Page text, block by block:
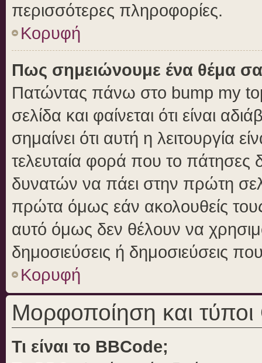
περισσότερες πληροφορίες.
Κορυφή
Πως σημειώνουμε ένα θέμα
Πατώντας πάνω στο bump my
σελίδα και φαίνεται ότι είναι
σημαίνει ότι αυτή η λειτουργία
τελευταία φορά που το πάτησες
δυνατών να πάει στην πρώτη
πρώτα όμως εάν ακολουθείς
αυτό όμως δεν θέλουν να
δημοσιεύσεις ή δημοσιεύσεις
Κορυφή
Μορφοποίηση και
Τι είναι το BBCode;